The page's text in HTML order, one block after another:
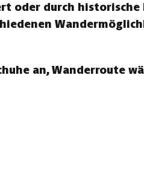
oder durch
an, Wanderroute